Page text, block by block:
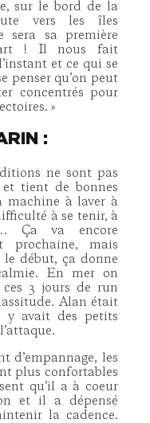
sur le bord de la
vers les îles
sera sa première
! Il nous fait
et ce qui se
penser qu’on peut
concentrés pour
»
:
ne sont pas
tient de bonnes
machine à laver à
à se tenir, à
Ça va encore
prochaine, mais
le début, ça donne
En mer on
3 jours de run
Alan était
y avait des petits
d’empannage, les
plus confortables
qu’il a à coeur
et il a dépensé
la cadence.